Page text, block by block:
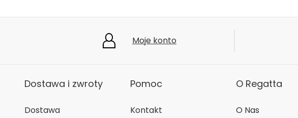
Moje konto
Dostawa i zwroty
Dostawa
Pomoc
Kontakt
O Regatta
O Nas